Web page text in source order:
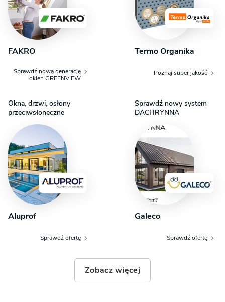
FAKRO
Sprawdź nową generację
okien GREENVIEW
Termo Organika
Poznaj super jakość
Okna, drzwi, osłony
przeciwsłoneczne
Aluprof
Sprawdź ofertę
Sprawdź nowy system
DACHRYNNA
Galeco
Sprawdź ofertę
Zobacz więcej